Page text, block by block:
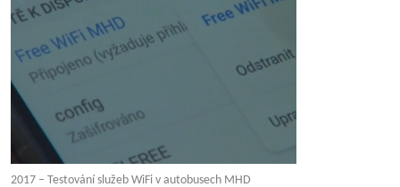
2017 – Testování služeb WiFi v autobusech MHD